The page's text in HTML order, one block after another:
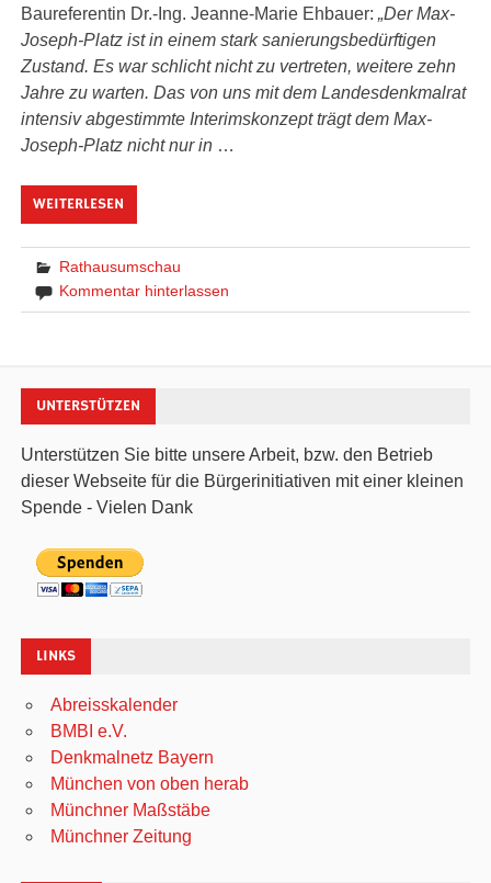
Baureferentin Dr.-Ing. Jeanne-Marie Ehbauer:„Der Max-
Joseph-Platz ist in einem stark sanierungsbedürftigen
Zustand. Es war schlicht nicht zu vertreten, weitere zehn
Jahre zu warten. Das von uns mit dem Landesdenkmalrat
intensiv abgestimmte Interimskonzept trägt dem Max-
Joseph-Platz nicht nur in …
WEITERLESEN
Rathausumschau
Kommentar hinterlassen
UNTERSTÜTZEN
Unterstützen Sie bitte unsere Arbeit, bzw. den Betrieb
dieser Webseite für die Bürgerinitiativen mit einer kleinen
Spende - Vielen Dank
LINKS
Abreisskalender
BMBI e.V.
Denkmalnetz Bayern
München von oben herab
Münchner Maßstäbe
Münchner Zeitung